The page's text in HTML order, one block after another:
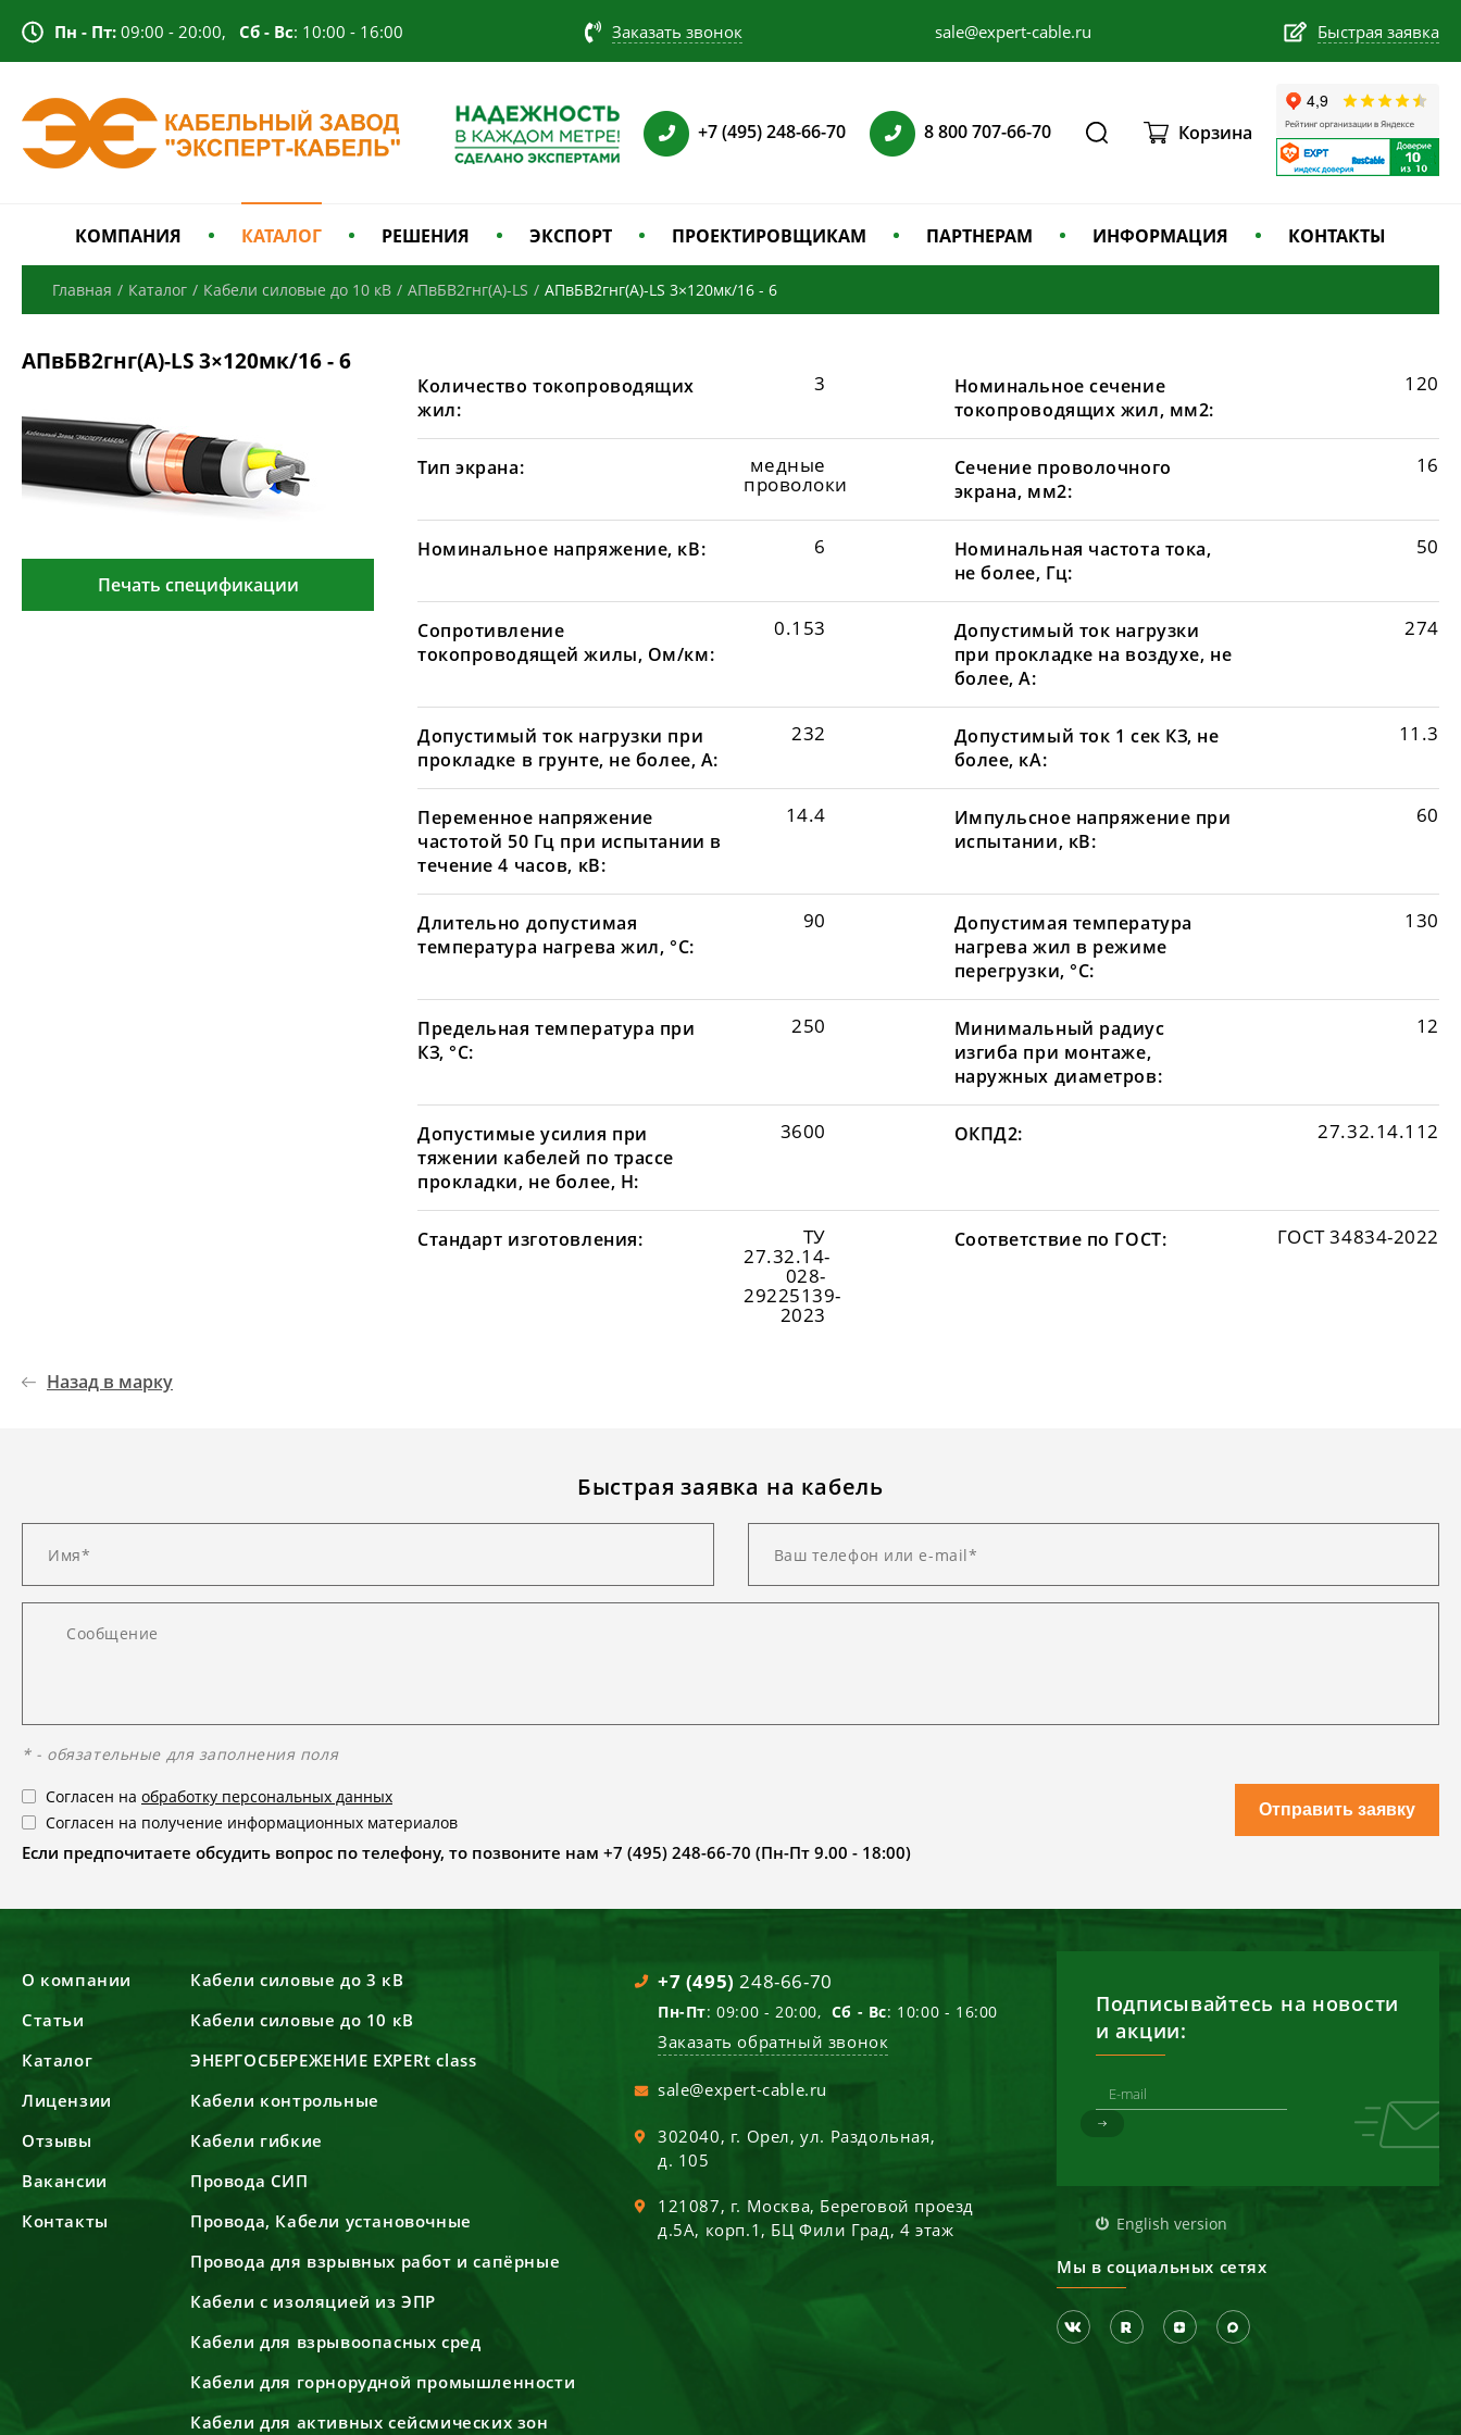
Пн - Пт: 09:00 - 20:00, Сб - Вс: 10:00 - 16:00 Заказать звонок sale@expert-cable.ru Быстрая заявка
+7 (495) 248-66-70 8 800 707-66-70 Корзина
КОМПАНИЯ КАТАЛОГ РЕШЕНИЯ ЭКСПОРТ ПРОЕКТИРОВЩИКАМ ПАРТНЕРАМ ИНФОРМАЦИЯ КОНТАКТЫ
Главная / Каталог / Кабели силовые до 10 кВ / АПвБВ2гнг(А)-LS / АПвБВ2гнг(А)-LS 3×120мк/16 - 6
АПвБВ2гнг(А)-LS 3×120мк/16 - 6
Печать спецификации
Количество токопроводящих
жил:
3
Номинальное сечение
токопроводящих жил, мм2:
120
Тип экрана: медные
проволоки
Сечение проволочного
экрана, мм2:
16
Номинальное напряжение, кВ: 6
Номинальная частота тока,
не более, Гц:
50
Сопротивление
токопроводящей жилы, Ом/км:
0.153
Допустимый ток нагрузки
при прокладке на воздухе, не
более, А:
274
Допустимый ток нагрузки при
прокладке в грунте, не более, А:
232
Допустимый ток 1 сек КЗ, не
более, кА:
11.3
Переменное напряжение
частотой 50 Гц при испытании в
течение 4 часов, кВ:
14.4
Импульсное напряжение при
испытании, кВ:
60
Длительно допустимая
температура нагрева жил, °С:
90
Допустимая температура
нагрева жил в режиме
перегрузки, °С:
130
Предельная температура при
КЗ, °С:
250
Минимальный радиус
изгиба при монтаже,
наружных диаметров:
12
Допустимые усилия при
тяжении кабелей по трассе
прокладки, не более, Н:
3600 ОКПД2: 27.32.14.112
Стандарт изготовления: ТУ
27.32.14-
028-
29225139-
2023
Соответствие по ГОСТ: ГОСТ 34834-2022
Назад в марку
Быстрая заявка на кабель
* - обязательные для заполнения поля
Согласен на обработку персональных данных
Согласен на получение информационных материалов
Если предпочитаете обсудить вопрос по телефону, то позвоните нам +7 (495) 248-66-70 (Пн-Пт 9.00 - 18:00)
Отправить заявку
О компании
Статьи
Каталог
Лицензии
Отзывы
Вакансии
Контакты
Кабели силовые до 3 кВ
Кабели силовые до 10 кВ
ЭНЕРГОСБЕРЕЖЕНИЕ EXPERt class
Кабели контрольные
Кабели гибкие
Провода СИП
Провода, Кабели установочные
Провода для взрывных работ и сапёрные
Кабели с изоляцией из ЭПР
Кабели для взрывоопасных сред
Кабели для горнорудной промышленности
Кабели для активных сейсмических зон
+7 (495) 248-66-70
Пн-Пт: 09:00 - 20:00, Сб - Вс: 10:00 - 16:00
Заказать обратный звонок
sale@expert-cable.ru
302040, г. Орел,ул. Раздольная,
д. 105
121087, г. Москва, Береговой проезд
д.5А, корп.1, БЦ Фили Град, 4 этаж
Подписывайтесь на новости
и акции:
English version
Мы в социальных сетях